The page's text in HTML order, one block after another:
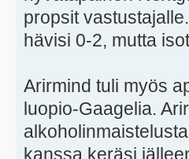
propsit
hävisi 0-2, mutta
Arirmind tuli myös
luopio-Gaagelia.
kanssa keräsi